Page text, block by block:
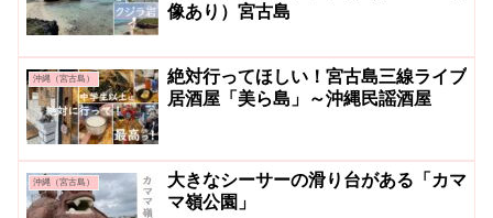
像あり）宮古島
沖縄（宮古島）
絶対行ってほしい！宮古島三線ライブ
居酒屋「美ら島」～沖縄民謡酒屋
沖縄（宮古島）
大きなシーサーの滑り台がある「カマ
マ嶺公園」